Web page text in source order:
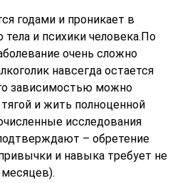
годами и проникает в
тела и психики человека.По
очень сложно
навсегда остается
зависимостью можно
и жить полноценной
исследования
– обретение
и навыка требует не